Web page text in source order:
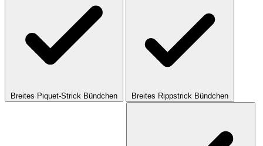
Breites Piquet-Strick Bündchen Breites Rippstrick Bündchen